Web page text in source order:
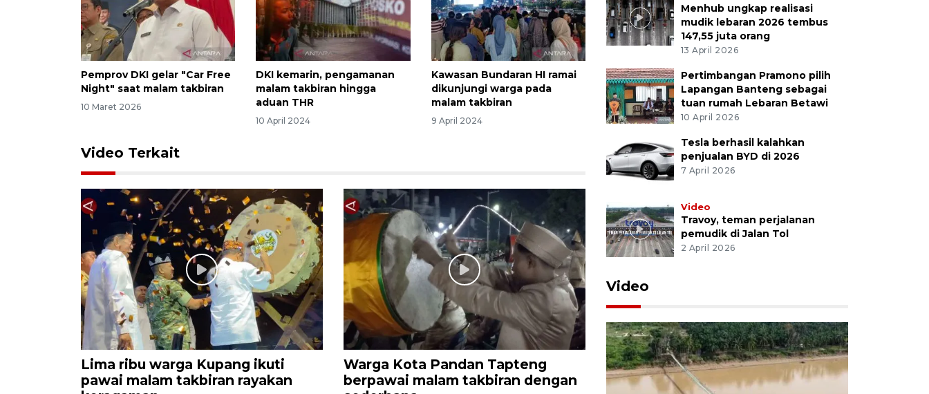
Pemprov DKI gelar "Car Free
Night" saat malam takbiran
10 Maret 2026
DKI kemarin, pengamanan
malam takbiran hingga
aduan THR
10 April 2024
Kawasan Bundaran HI ramai
dikunjungi warga pada
malam takbiran
9 April 2024
Video Terkait
Lima ribu warga Kupang ikuti
pawai malam takbiran rayakan
Warga Kota Pandan Tapteng
berpawai malam takbiran dengan
Menhub ungkap realisasi
mudik lebaran 2026 tembus
147,55 juta orang
13 April 2026
Pertimbangan Pramono pilih
Lapangan Banteng sebagai
tuan rumah Lebaran Betawi
10 April 2026
Tesla berhasil kalahkan
penjualan BYD di 2026
7 April 2026
Video
Travoy, teman perjalanan
pemudik di Jalan Tol
2 April 2026
Video